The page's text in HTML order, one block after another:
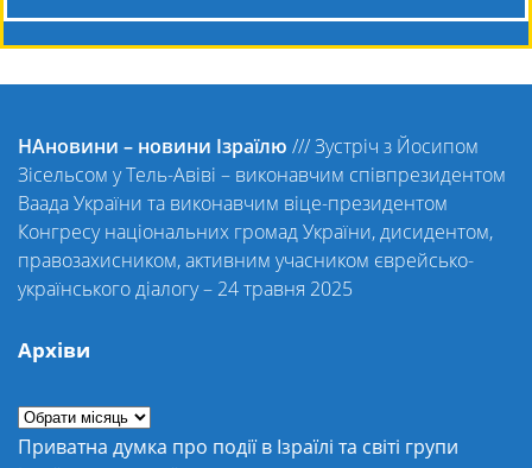
НАновини – новини Ізраїлю ///Зустріч з Йосипом
Зісельсом у Тель-Авіві – виконавчим співпрезидентом
Ваада України та виконавчим віце-президентом
Конгресу національних громад України, дисидентом,
правозахисником, активним учасником єврейсько-
українського діалогу – 24 травня 2025
Архіви
Приватна думка про події в Ізраїлі та світі групи